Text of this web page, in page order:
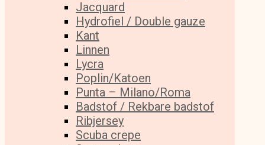
Jacquard
Hydrofiel / Double gauze
Kant
Linnen
Lycra
Poplin/Katoen
Punta – Milano/Roma
Badstof / Rekbare badstof
Ribjersey
Scuba crepe